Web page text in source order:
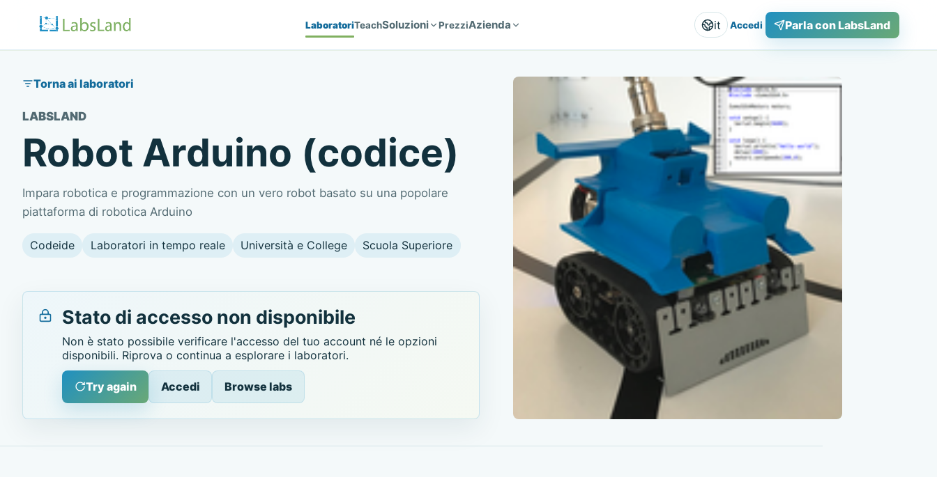
LaboratoriTeachSoluzioni PrezziAzienda it Accedi Parla con LabsLand
Torna ai laboratori
LABSLAND
Robot Arduino (codice)
Impara robotica e programmazione con un vero robot basato su una popolare
piattaforma di robotica Arduino
Codeide Laboratori in tempo reale Università e College Scuola Superiore
Stato di accesso non disponibile
Non è stato possibile verificare l'accesso del tuo account né le opzioni
disponibili. Riprova o continua a esplorare i laboratori.
Try again Accedi Browse labs